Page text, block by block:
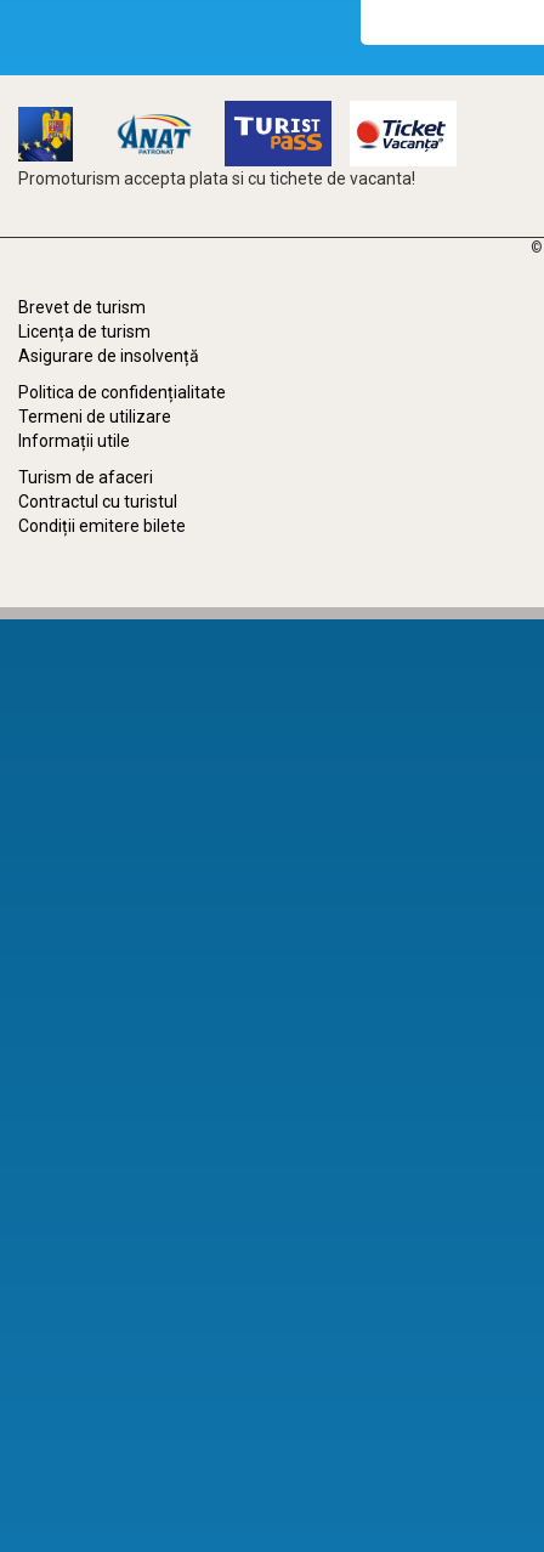
Promoturism accepta plata si cu tichete de vacanta!
©
Brevet de turism
Licența de turism
Asigurare de insolvență
Politica de confidențialitate
Termeni de utilizare
Informații utile
Turism de afaceri
Contractul cu turistul
Condiții emitere bilete